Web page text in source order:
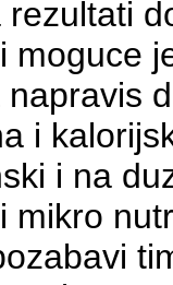
i
i na
mikro